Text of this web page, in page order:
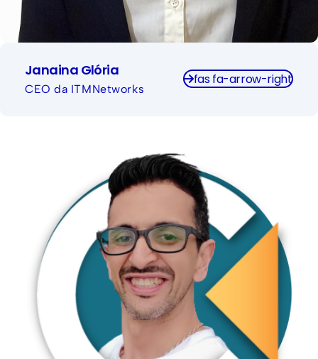
Janaina Glória
CEO da ITMNetworks
fas fa-arrow-right
Jacks Ramos é um especialista estratégico em
marketing e design de produto, unindo a visão
estratégica de um Product Designer com o
domínio técnico e de negócios.